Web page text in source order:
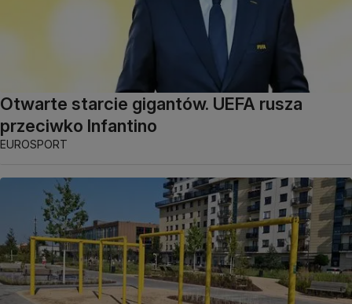
Otwarte starcie gigantów. UEFA rusza
przeciwko Infantino
EUROSPORT